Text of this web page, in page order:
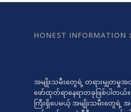
HONEST INFORMATION
အမျိုးသမီးတွေရဲ့ တရားမျှတမှု
ဖော်ထုတ်ရာနေရာတခုဖြစ်ပါတယ်
ကြီးရှိပေမယ့် အမျိုးသမီးတွေ